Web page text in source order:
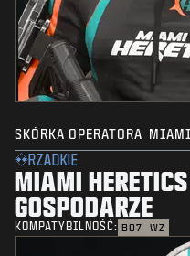
SKÓRKA OPERATORA
RZADKIE
MIAMI
GOSPODARZE
KOMPATYBILNOŚĆ: BO7 WZ